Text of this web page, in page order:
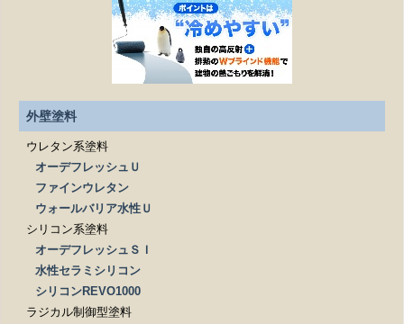
施工は下請け業者に依頼されるのですか？
見積もりを依頼する際、必要なものはありますか？
外壁塗料
ウレタン系塗料
オーデフレッシュＵ
ファインウレタン
ウォールバリア水性Ｕ
シリコン系塗料
オーデフレッシュＳＩ
水性セラミシリコン
シリコンREVO1000
ラジカル制御型塗料